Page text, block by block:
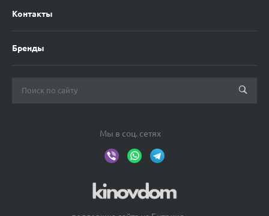
Контакты
Бренды
Мы в соц. сетях